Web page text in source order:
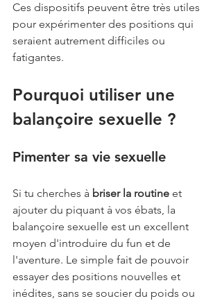
Ces dispositifs peuvent être très utiles
pour expérimenter des positions qui
seraient autrement difficiles ou
fatigantes.
Pourquoi utiliser une
balançoire sexuelle ?
Pimenter sa vie sexuelle
Si tu cherches à briser la routine et
ajouter du piquant à vos ébats, la
balançoire sexuelle est un excellent
moyen d'introduire du fun et de
l'aventure. Le simple fait de pouvoir
essayer des positions nouvelles et
inédites, sans se soucier du poids ou